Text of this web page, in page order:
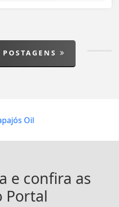
POSTAGENS
e confira as
Portal